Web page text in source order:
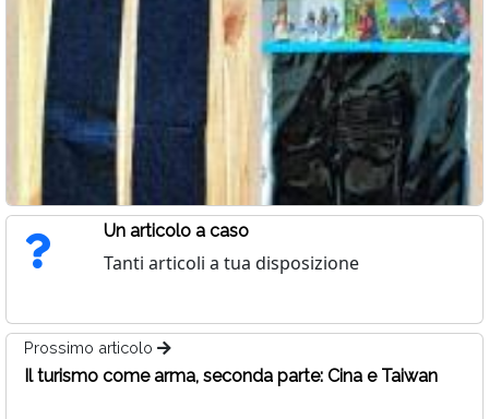
Un articolo a caso
Tanti articoli a tua disposizione
Prossimo articolo
Il turismo come arma, seconda parte: Cina e Taiwan